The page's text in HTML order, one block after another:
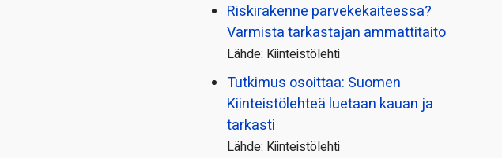
Riskirakenne parvekekaiteessa?
Varmista tarkastajan ammattitaito
Lähde: Kiinteistölehti
Tutkimus osoittaa: Suomen
Kiinteistölehteä luetaan kauan ja
tarkasti
Lähde: Kiinteistölehti